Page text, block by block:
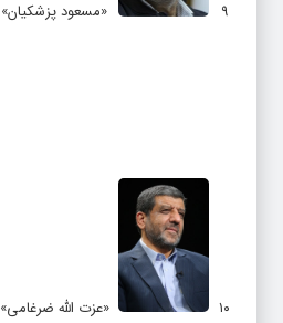
۹ «مسعود پزشکیان»
۱۰ «عزت الله ضرغامی»